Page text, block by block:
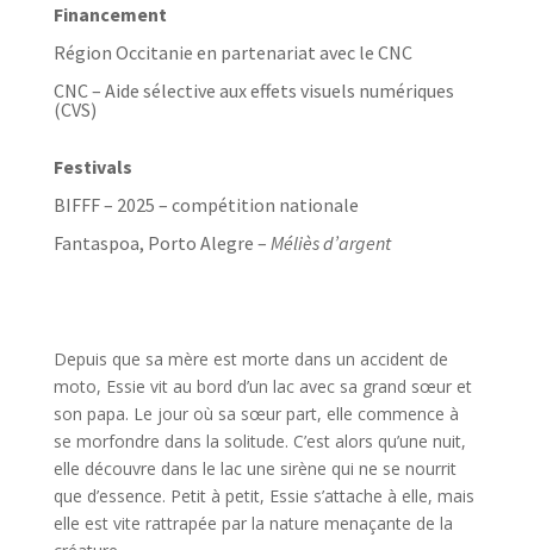
Financement
Région Occitanie en partenariat avec le CNC
CNC – Aide sélective aux effets visuels numériques
(CVS)
Festivals
BIFFF – 2025 – compétition nationale
Fantaspoa, Porto Alegre – Méliès d’argent
Depuis que sa mère est morte dans un accident de
moto, Essie vit au bord d’un lac avec sa grand sœur et
son papa. Le jour où sa sœur part, elle commence à
se morfondre dans la solitude. C’est alors qu’une nuit,
elle découvre dans le lac une sirène qui ne se nourrit
que d’essence. Petit à petit, Essie s’attache à elle, mais
elle est vite rattrapée par la nature menaçante de la